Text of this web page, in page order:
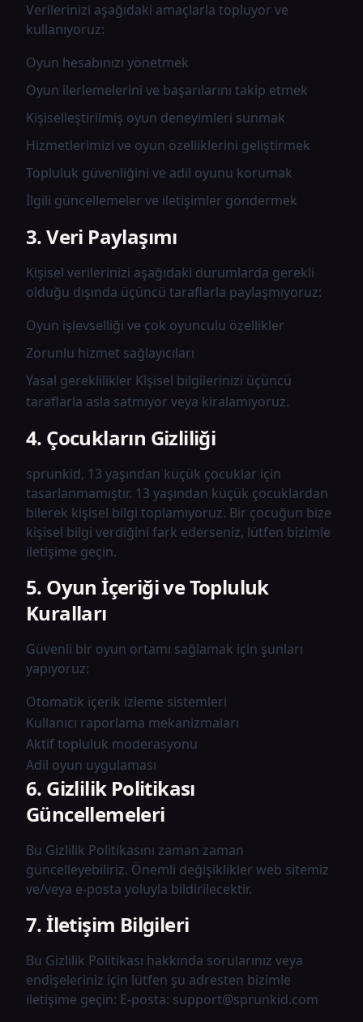
Verilerinizi aşağıdaki amaçlarla topluyor ve
kullanıyoruz:
Oyun hesabınızı yönetmek
Oyun ilerlemelerini ve başarılarını takip etmek
Kişiselleştirilmiş oyun deneyimleri sunmak
Hizmetlerimizi ve oyun özelliklerini geliştirmek
Topluluk güvenliğini ve adil oyunu korumak
İlgili güncellemeler ve iletişimler göndermek
3. Veri Paylaşımı
Kişisel verilerinizi aşağıdaki durumlarda gerekli
olduğu dışında üçüncü taraflarla paylaşmıyoruz:
Oyun işlevselliği ve çok oyunculu özellikler
Zorunlu hizmet sağlayıcıları
Yasal gereklilikler Kişisel bilgilerinizi üçüncü
taraflarla asla satmıyor veya kiralamıyoruz.
4. Çocukların Gizliliği
sprunkid, 13 yaşından küçük çocuklar için
tasarlanmamıştır. 13 yaşından küçük çocuklardan
bilerek kişisel bilgi toplamıyoruz. Bir çocuğun bize
kişisel bilgi verdiğini fark ederseniz, lütfen bizimle
iletişime geçin.
5. Oyun İçeriği ve Topluluk
Kuralları
Güvenli bir oyun ortamı sağlamak için şunları
yapıyoruz:
Otomatik içerik izleme sistemleri
Kullanıcı raporlama mekanizmaları
Aktif topluluk moderasyonu
Adil oyun uygulaması
6. Gizlilik Politikası
Güncellemeleri
Bu Gizlilik Politikasını zaman zaman
güncelleyebiliriz. Önemli değişiklikler web sitemiz
ve/veya e-posta yoluyla bildirilecektir.
7. İletişim Bilgileri
Bu Gizlilik Politikası hakkında sorularınız veya
endişeleriniz için lütfen şu adresten bizimle
iletişime geçin: E-posta: support@sprunkid.com